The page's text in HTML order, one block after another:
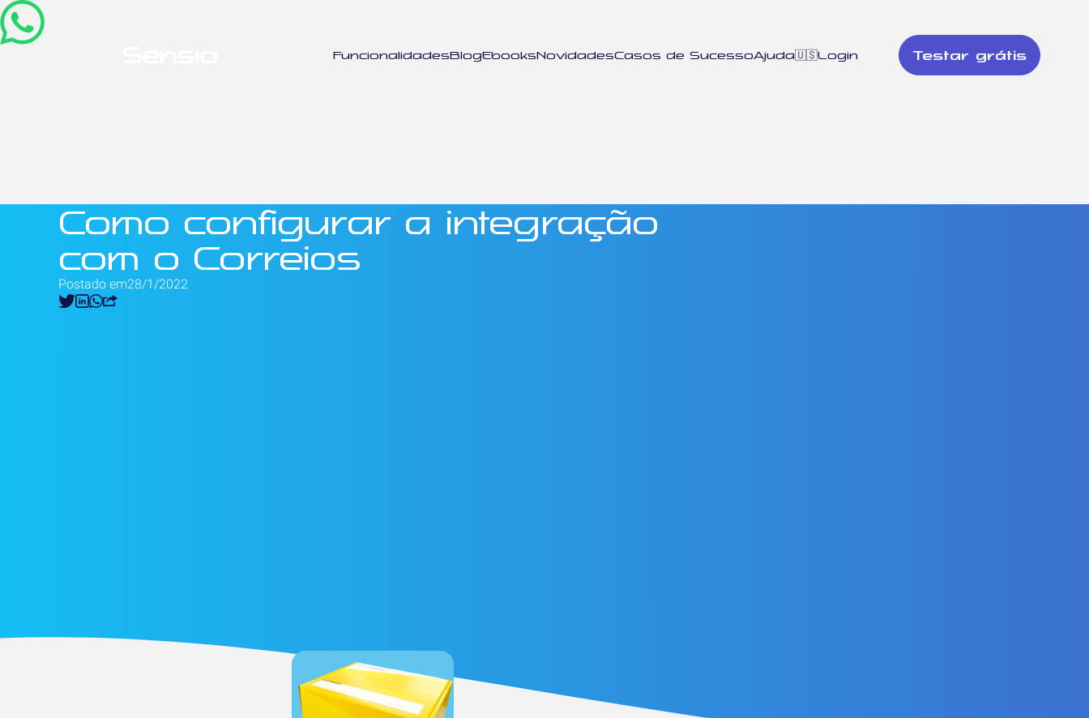
FuncionalidadesBlogEbooksNovidadesCasos de SucessoAjuda🇺🇸Login Testar grátis
Como configurar a integração
com o Correios
Postado em28/1/2022